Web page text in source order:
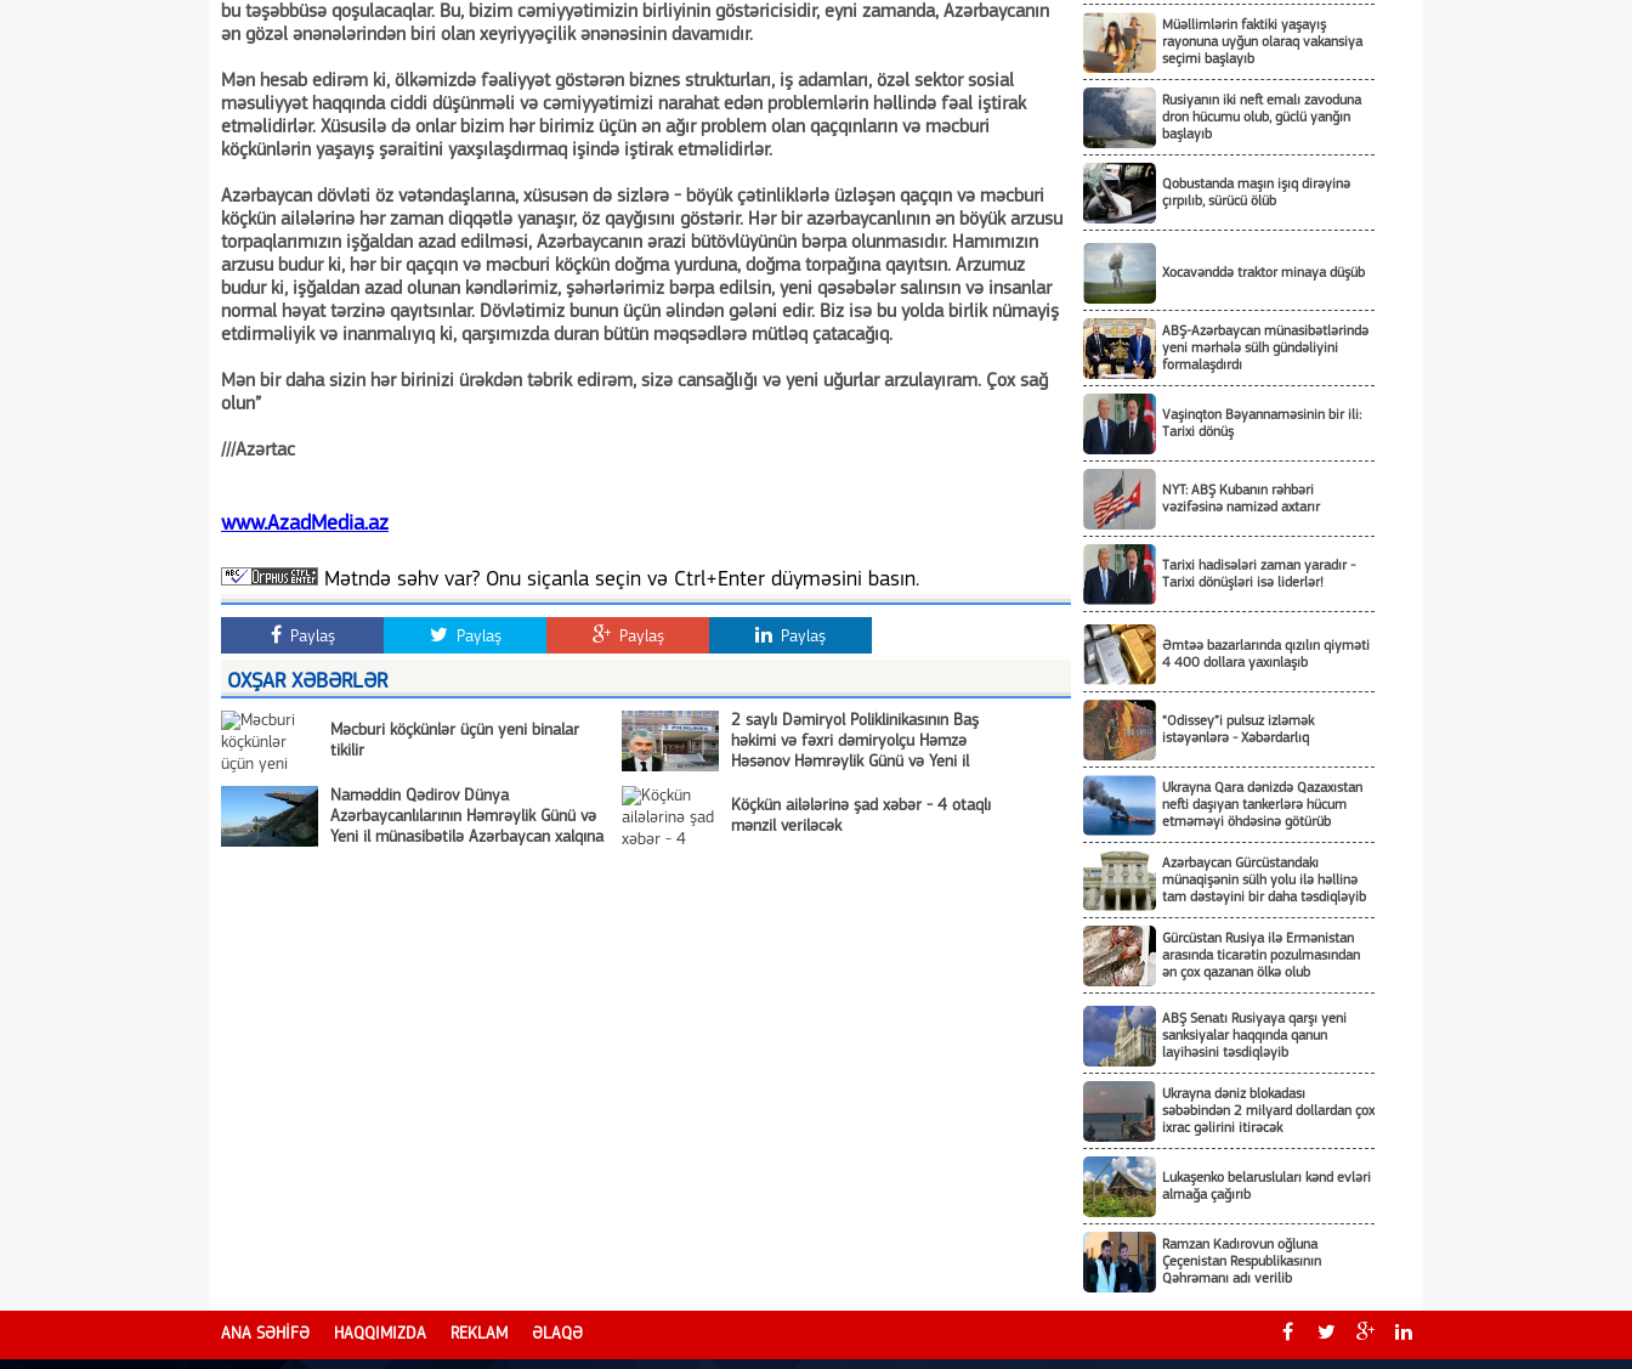
bu təşəbbüsə qoşulacaqlar. Bu, bizim cəmiyyətimizin birliyinin göstəricisidir, eyni zamanda, Azərbaycanın
ən gözəl ənənələrindən biri olan xeyriyyəçilik ənənəsinin davamıdır.
Mən hesab edirəm ki, ölkəmizdə fəaliyyət göstərən biznes strukturları, iş adamları, özəl sektor sosial
məsuliyyət haqqında ciddi düşünməli və cəmiyyətimizi narahat edən problemlərin həllində fəal iştirak
etməlidirlər. Xüsusilə də onlar bizim hər birimiz üçün ən ağır problem olan qaçqınların və məcburi
köçkünlərin yaşayış şəraitini yaxşılaşdırmaq işində iştirak etməlidirlər.
Azərbaycan dövləti öz vətəndaşlarına, xüsusən də sizlərə - böyük çətinliklərlə üzləşən qaçqın və məcburi
köçkün ailələrinə hər zaman diqqətlə yanaşır, öz qayğısını göstərir. Hər bir azərbaycanlının ən böyük arzusu
torpaqlarımızın işğaldan azad edilməsi, Azərbaycanın ərazi bütövlüyünün bərpa olunmasıdır. Hamımızın
arzusu budur ki, hər bir qaçqın və məcburi köçkün doğma yurduna, doğma torpağına qayıtsın. Arzumuz
budur ki, işğaldan azad olunan kəndlərimiz, şəhərlərimiz bərpa edilsin, yeni qəsəbələr salınsın və insanlar
normal həyat tərzinə qayıtsınlar. Dövlətimiz bunun üçün əlindən gələni edir. Biz isə bu yolda birlik nümayiş
etdirməliyik və inanmalıyıq ki, qarşımızda duran bütün məqsədlərə mütləq çatacağıq.
Mən bir daha sizin hər birinizi ürəkdən təbrik edirəm, sizə cansağlığı və yeni uğurlar arzulayıram. Çox sağ
olun”
///Azərtac
www.AzadMedia.az
Mətndə səhv var? Onu siçanla seçin və Ctrl+Enter düyməsini basın.
Paylaş Paylaş Paylaş Paylaş
OXŞAR XƏBƏRLƏR
Məcburi köçkünlər üçün yeni binalar
tikilir
2 saylı Dəmiryol Poliklinikasının Baş
həkimi və fəxri dəmiryolçu Həmzə
Həsənov Həmrəylik Günü və Yeni il
Naməddin Qədirov Dünya
Azərbaycanlılarının Həmrəylik Günü və
Yeni il münasibətilə Azərbaycan xalqına
Köçkün ailələrinə şad xəbər - 4 otaqlı
mənzil veriləcək
Müəllimlərin faktiki yaşayış
rayonuna uyğun olaraq vakansiya
seçimi başlayıb
Rusiyanın iki neft emalı zavoduna
dron hücumu olub, güclü yanğın
başlayıb
Qobustanda maşın işıq dirəyinə
çırpılıb, sürücü ölüb
Xocavənddə traktor minaya düşüb
ABŞ-Azərbaycan münasibətlərində
yeni mərhələ sülh gündəliyini
formalaşdırdı
Vaşinqton Bəyannaməsinin bir ili:
Tarixi dönüş
NYT: ABŞ Kubanın rəhbəri
vəzifəsinə namizəd axtarır
Tarixi hadisələri zaman yaradır -
Tarixi dönüşləri isə liderlər!
Əmtəə bazarlarında qızılın qiyməti
4 400 dollara yaxınlaşıb
“Odissey”i pulsuz izləmək
istəyənlərə - Xəbərdarlıq
Ukrayna Qara dənizdə Qazaxıstan
nefti daşıyan tankerlərə hücum
etməməyi öhdəsinə götürüb
Azərbaycan Gürcüstandakı
münaqişənin sülh yolu ilə həllinə
tam dəstəyini bir daha təsdiqləyib
Gürcüstan Rusiya ilə Ermənistan
arasında ticarətin pozulmasından
ən çox qazanan ölkə olub
ABŞ Senatı Rusiyaya qarşı yeni
sanksiyalar haqqında qanun
layihəsini təsdiqləyib
Ukrayna dəniz blokadası
səbəbindən 2 milyard dollardan çox
ixrac gəlirini itirəcək
Lukaşenko belarusluları kənd evləri
almağa çağırıb
Ramzan Kadırovun oğluna
Çeçenistan Respublikasının
Qəhrəmanı adı verilib
Üçtərəfli sazişin detalları nədən
ANA SƏHİFƏ HAQQIMIZDA REKLAM ƏLAQƏ